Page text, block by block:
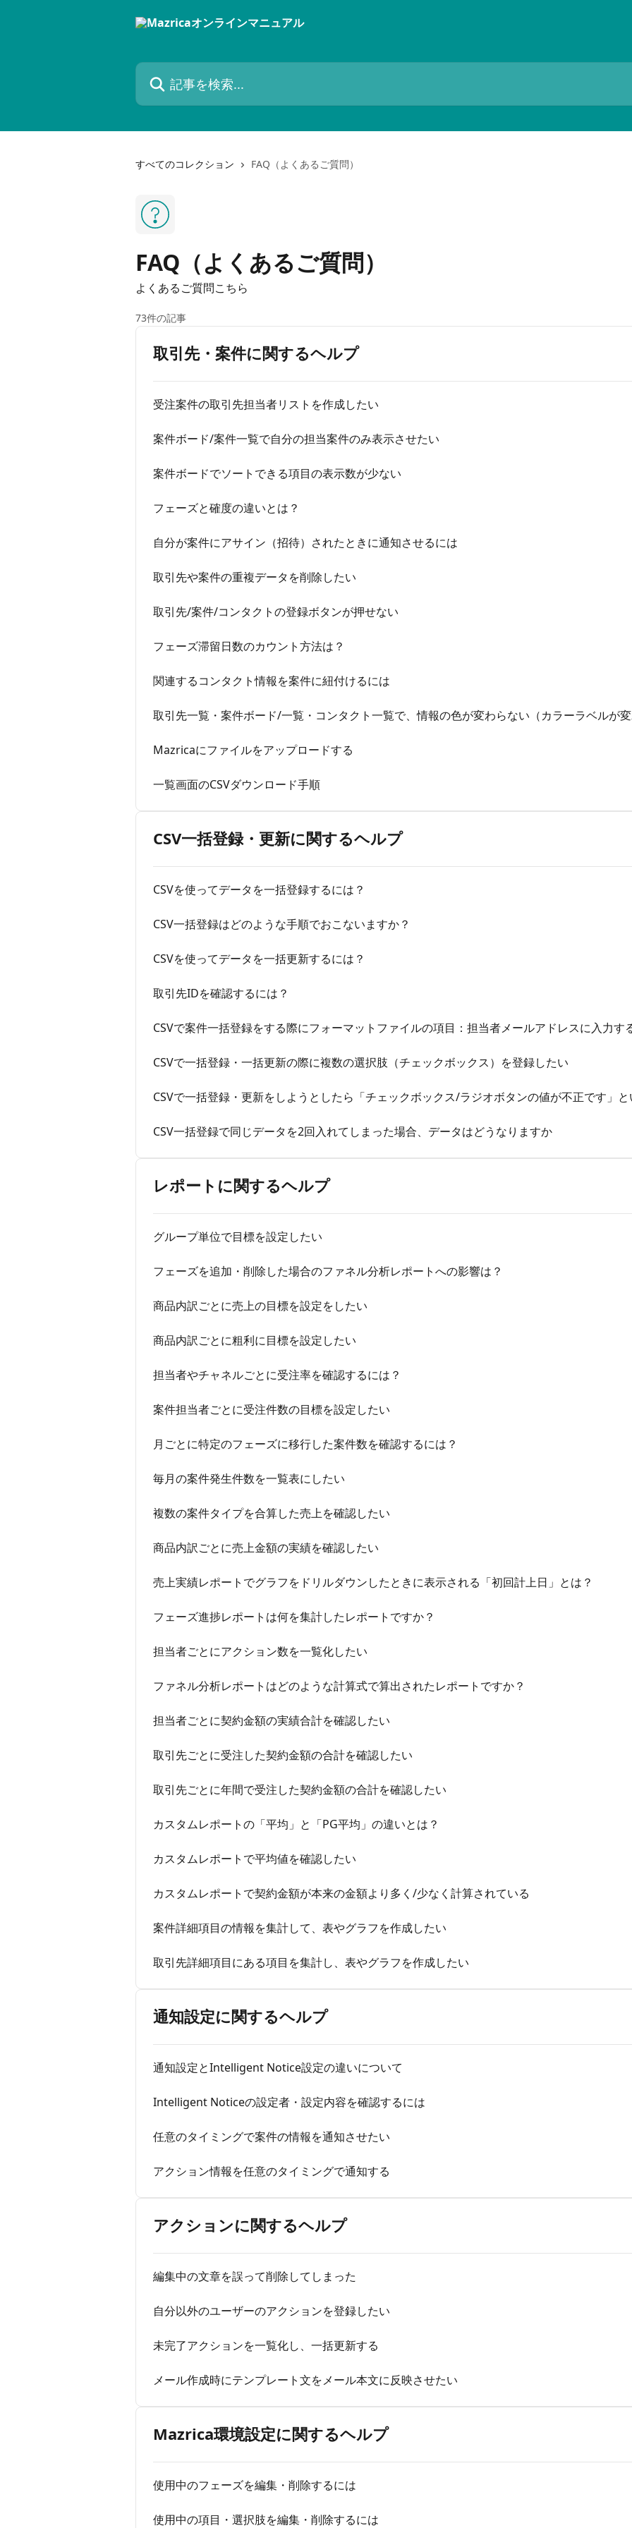
記事を検索...
すべてのコレクション FAQ（よくあるご質問）
FAQ（よくあるご質問）
よくあるご質問こちら
73件の記事
取引先・案件に関するヘルプ
受注案件の取引先担当者リストを作成したい
案件ボード/案件一覧で自分の担当案件のみ表示させたい
案件ボードでソートできる項目の表示数が少ない
フェーズと確度の違いとは？
自分が案件にアサイン（招待）されたときに通知させるには
取引先や案件の重複データを削除したい
取引先/案件/コンタクトの登録ボタンが押せない
フェーズ滞留日数のカウント方法は？
関連するコンタクト情報を案件に紐付けるには
取引先一覧・案件ボード/一覧・コンタクト一覧で、情報の色が変わらない（カラーラベルが変
Mazricaにファイルをアップロードする
一覧画面のCSVダウンロード手順
CSV一括登録・更新に関するヘルプ
CSVを使ってデータを一括登録するには？
CSV一括登録はどのような手順でおこないますか？
CSVを使ってデータを一括更新するには？
取引先IDを確認するには？
CSVで案件一括登録をする際にフォーマットファイルの項目：担当者メールアドレスに入力す
CSVで一括登録・一括更新の際に複数の選択肢（チェックボックス）を登録したい
CSVで一括登録・更新をしようとしたら「チェックボックス/ラジオボタンの値が不正です」
CSV一括登録で同じデータを2回入れてしまった場合、データはどうなりますか
レポートに関するヘルプ
グループ単位で目標を設定したい
フェーズを追加・削除した場合のファネル分析レポートへの影響は？
商品内訳ごとに売上の目標を設定をしたい
商品内訳ごとに粗利に目標を設定したい
担当者やチャネルごとに受注率を確認するには？
案件担当者ごとに受注件数の目標を設定したい
月ごとに特定のフェーズに移行した案件数を確認するには？
毎月の案件発生件数を一覧表にしたい
複数の案件タイプを合算した売上を確認したい
商品内訳ごとに売上金額の実績を確認したい
売上実績レポートでグラフをドリルダウンしたときに表示される「初回計上日」とは？
フェーズ進捗レポートは何を集計したレポートですか？
担当者ごとにアクション数を一覧化したい
ファネル分析レポートはどのような計算式で算出されたレポートですか？
担当者ごとに契約金額の実績合計を確認したい
取引先ごとに受注した契約金額の合計を確認したい
取引先ごとに年間で受注した契約金額の合計を確認したい
カスタムレポートの「平均」と「PG平均」の違いとは？
カスタムレポートで平均値を確認したい
カスタムレポートで契約金額が本来の金額より多く/少なく計算されている
案件詳細項目の情報を集計して、表やグラフを作成したい
取引先詳細項目にある項目を集計し、表やグラフを作成したい
通知設定に関するヘルプ
通知設定とIntelligent Notice設定の違いについて
Intelligent Noticeの設定者・設定内容を確認するには
任意のタイミングで案件の情報を通知させたい
アクション情報を任意のタイミングで通知する
アクションに関するヘルプ
編集中の文章を誤って削除してしまった
自分以外のユーザーのアクションを登録したい
未完了アクションを一覧化し、一括更新する
メール作成時にテンプレート文をメール本文に反映させたい
Mazrica環境設定に関するヘルプ
使用中のフェーズを編集・削除するには
使用中の項目・選択肢を編集・削除するには